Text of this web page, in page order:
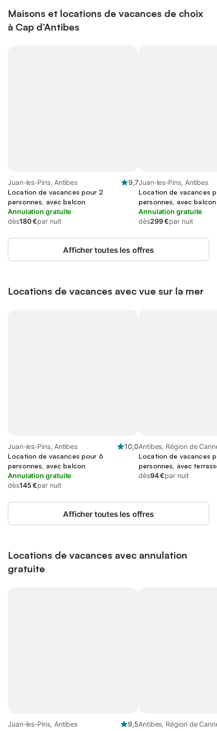
Maisons et locations de vacances de choix
à Cap d’Antibes
Juan-les-Pins, Antibes
9,7
Location de vacances pour 2
personnes, avec balcon
Annulation gratuite
dès180 €par nuit
Juan-les-Pins, Antibes
Location de vacances
personnes, avec balcon
Annulation gratuite
dès299 €par nuit
Afficher toutes les offres
Locations de vacances avec vue sur la mer
Juan-les-Pins, Antibes
10,0
Location de vacances pour 6
personnes, avec balcon
Annulation gratuite
dès145 €par nuit
Antibes, Région de
Location de vacances
personnes, avec
dès94 €par nuit
Afficher toutes les offres
Locations de vacances avec annulation
gratuite
Juan-les-Pins, Antibes
9,5Antibes, Région de